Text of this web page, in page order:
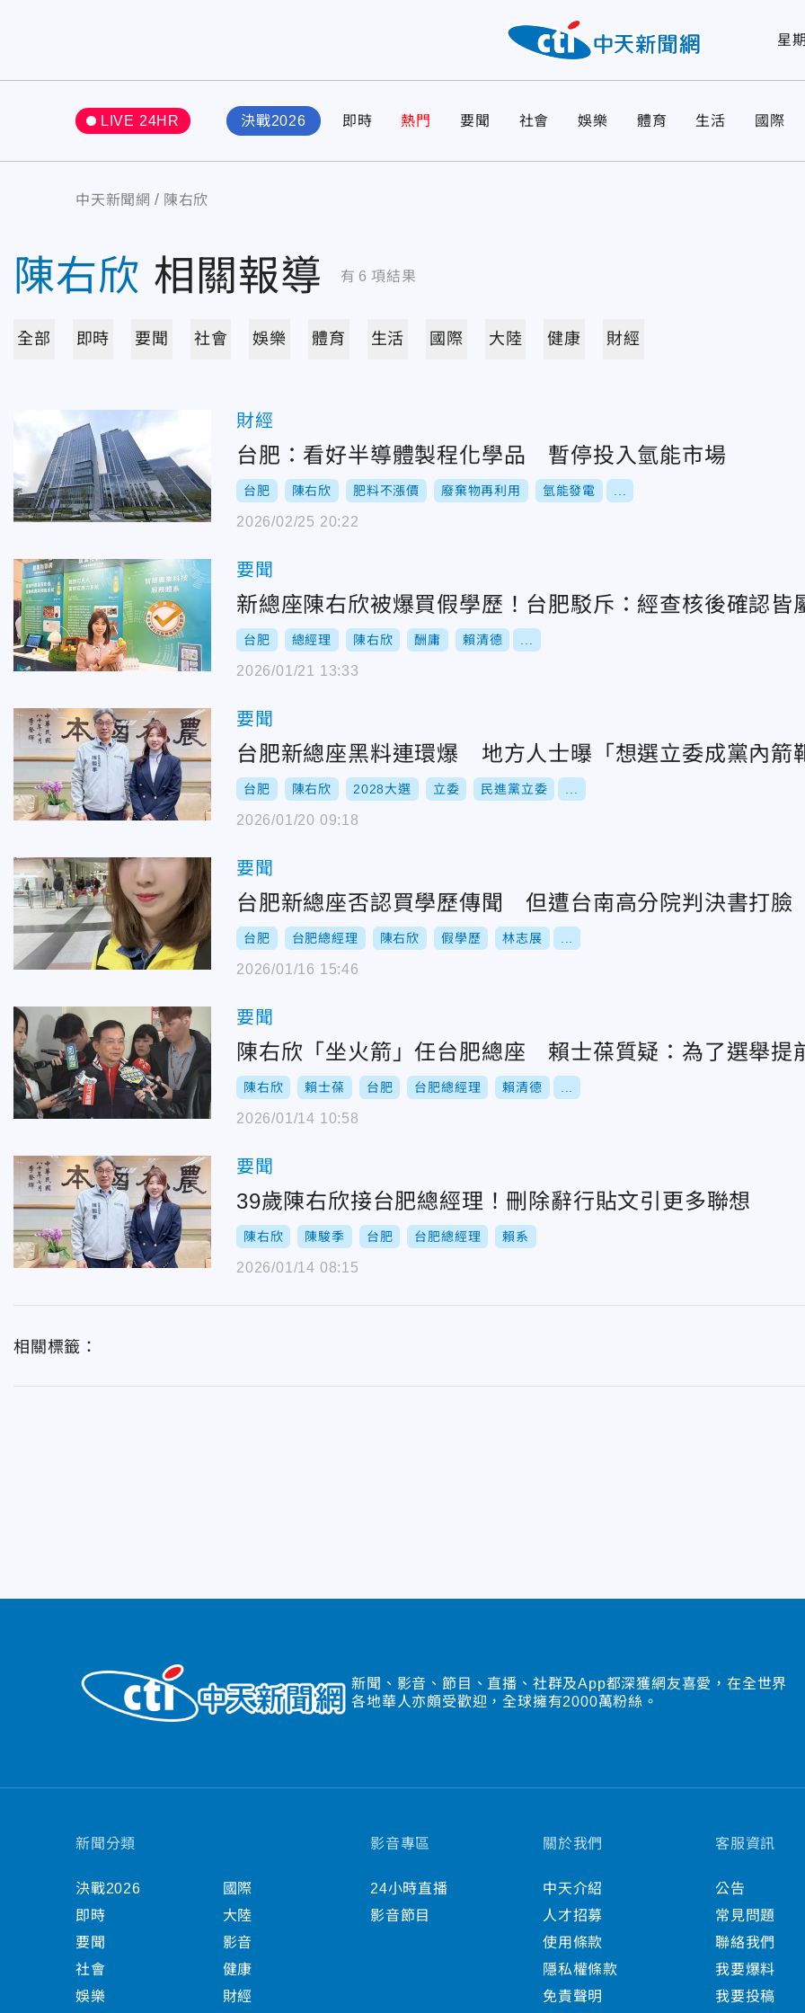
星
LIVE 24HR 決戰2026 即時 熱門 要聞 社會 娛樂 體育 生活 國際
中天新聞網 陳右欣
陳右欣 相關報導 有 6 項結果
全部 即時 要聞 社會 娛樂 體育 生活 國際 大陸 健康 財經
財經
台肥：看好半導體製程化學品 暫停投入氫能市場
台肥 陳右欣 肥料不漲價 廢棄物再利用 氫能發電
2026/02/25 20:22
要聞
新總座陳右欣被爆買假學歷！台肥駁斥：經查核後確認皆
台肥 總經理 陳右欣 酬庸 賴清德
2026/01/21 13:33
要聞
台肥新總座黑料連環爆 地方人士曝「想選立委成黨內箭
台肥 陳右欣 2028大選 立委 民進黨立委
2026/01/20 09:18
要聞
台肥新總座否認買學歷傳聞 但遭台南高分院判決書打臉
台肥 台肥總經理 陳右欣 假學歷 林志展
2026/01/16 15:46
要聞
陳右欣「坐火箭」任台肥總座 賴士葆質疑：為了選舉提
陳右欣 賴士葆 台肥 台肥總經理 賴清德
2026/01/14 10:58
要聞
39歲陳右欣接台肥總經理！刪除辭行貼文引更多聯想
陳右欣 陳駿季 台肥 台肥總經理 賴系
2026/01/14 08:15
相關標籤：
新聞、影音、節目、直播、社群及App都深獲網友喜愛，在全世界
各地華人亦頗受歡迎，全球擁有2000萬粉絲。
新聞分類
決戰2026
即時
要聞
社會
娛樂
國際
大陸
影音
健康
財經
影音專區
24小時直播
影音節目
關於我們
中天介紹
人才招募
使用條款
隱私權條款
免責聲明
客服資訊
公告
常見問題
聯絡我們
我要爆料
我要投稿